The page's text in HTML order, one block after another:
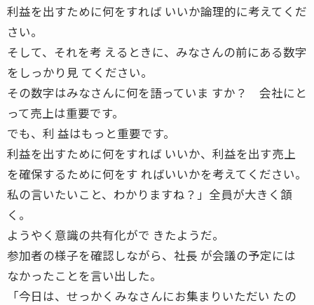
利益を出すために何をすれば いいか論理的に考えてくだ
さい。
そして、それを考 えるときに、みなさんの前にある数字
をしっかり見 てください。
その数字はみなさんに何を語っていま すか？ 会社にと
って売上は重要です。
でも、利 益はもっと重要です。
利益を出すために何をすれば いいか、利益を出す売上
を確保するために何をす ればいいかを考えてください。
私の言いたいこと、わかりますね？」全員が大きく頷
く。
ようやく意識の共有化がで きたようだ。
参加者の様子を確認しながら、社長 が会議の予定には
なかったことを言い出した。
「今日は、せっかくみなさんにお集まりいただい たの